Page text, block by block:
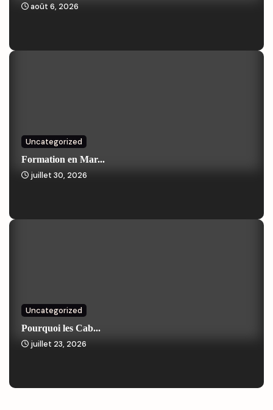
août 6, 2026
Uncategorized
Formation en Mar...
juillet 30, 2026
Uncategorized
Pourquoi les Cab...
juillet 23, 2026